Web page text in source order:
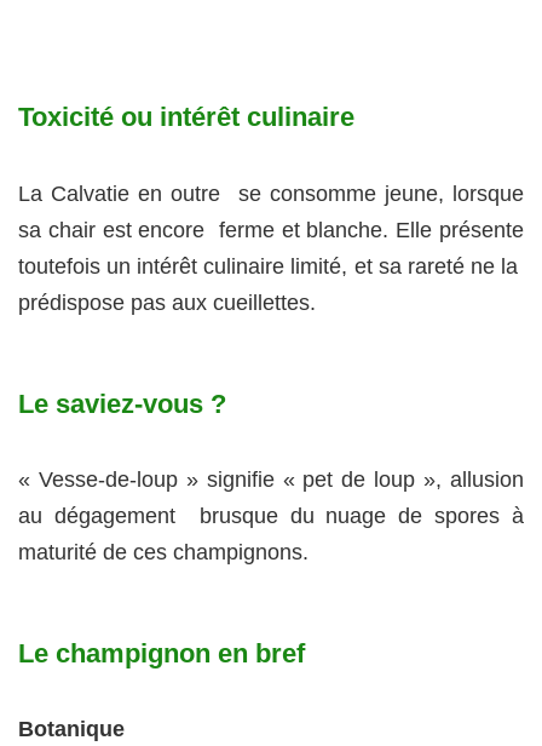
Toxicité ou intérêt culinaire
La Calvatie en outre se consomme jeune, lorsque
sa chair est encore ferme et blanche. Elle présente
toutefois un intérêt culinaire limité, et sa rareté ne la
prédispose pas aux cueillettes.
Le saviez-vous ?
« Vesse-de-loup » signifie « pet de loup », allusion
au dégagement brusque du nuage de spores à
maturité de ces champignons.
Le champignon en bref
Botanique